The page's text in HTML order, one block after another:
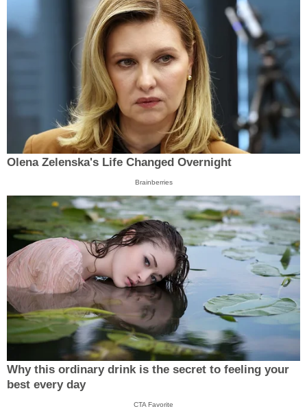
Olena Zelenska's Life Changed Overnight
Brainberries
Why this ordinary drink is the secret to feeling your
best every day
CTA Favorite